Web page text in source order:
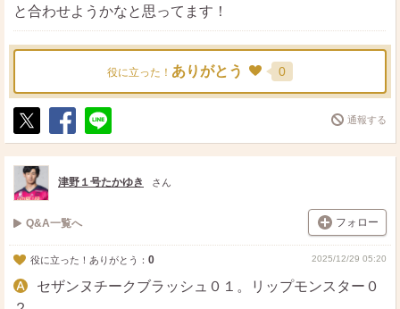
と合わせようかなと思ってます！
役に立った！ ありがとう 0
ポ
ス
ト
シ
ェ
送
る
通報する
津野１号たかゆき さん
Q&A一覧へ フォロー
役に立った！ありがとう： 0 2025/12/29 05:20
セザンヌチークブラッシュ０１。リップモンスター０